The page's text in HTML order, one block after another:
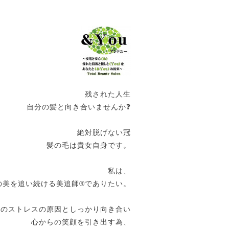
残された人生
自分の髪と向き合いませんか❓
絶対脱げない冠
髪の毛は貴女自身です。
私は、
美を追い続ける美追師®️でありたい。
ストレスの原因としっかり向き合い
心からの笑顔を引き出す為、